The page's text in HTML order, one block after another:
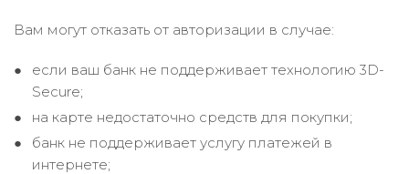
Вам могут отказать от авторизации в случае:
если ваш банк не поддерживает технологию 3D-
Secure;
на карте недостаточно средств для покупки;
банк не поддерживает услугу платежей в
интернете;